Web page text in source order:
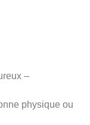
–
physique ou